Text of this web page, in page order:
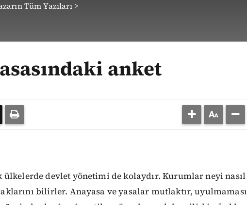
Tüm Yazıları >
anket
devlet yönetimi de kolaydır. Kurumlar neyi nasıl
bilirler. Anayasa ve yasalar mutlaktır, uyulmaması